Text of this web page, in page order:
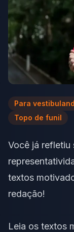
Para
Topo de funil
Você já refletiu
textos
redação!
Leia os textos